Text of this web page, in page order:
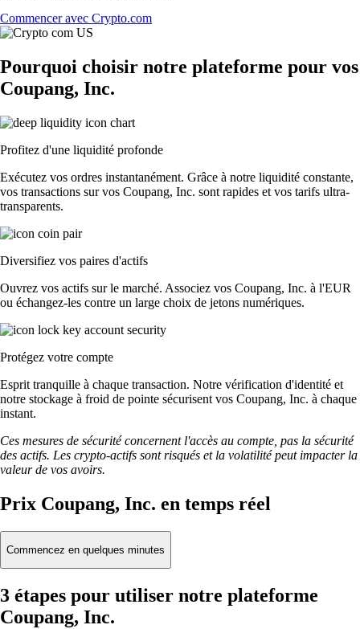
Commencer avec Crypto.com
Pourquoi choisir notre plateforme pour vos
Coupang, Inc.
Profitez d'une liquidité profonde
Exécutez vos ordres instantanément. Grâce à notre liquidité constante,
vos transactions sur vos Coupang, Inc. sont rapides et vos tarifs ultra-
transparents.
Diversifiez vos paires d'actifs
Ouvrez vos actifs sur le marché. Associez vos Coupang, Inc. à l'EUR
ou échangez-les contre un large choix de jetons numériques.
Protégez votre compte
Esprit tranquille à chaque transaction. Notre vérification d'identité et
notre stockage à froid de pointe sécurisent vos Coupang, Inc. à chaque
instant.
Ces mesures de sécurité concernent l'accès au compte, pas la sécurité
des actifs. Les crypto-actifs sont risqués et la volatilité peut impacter la
valeur de vos avoirs.
Prix Coupang, Inc. en temps réel
Commencez en quelques minutes
3 étapes pour utiliser notre plateforme
Coupang, Inc.